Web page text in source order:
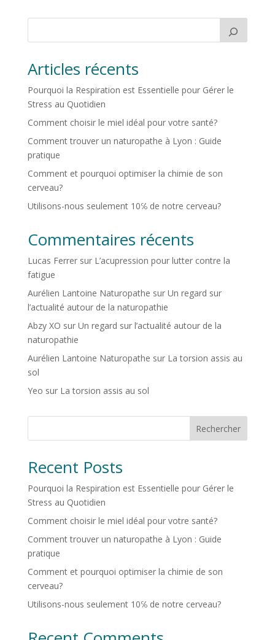
Articles récents
Pourquoi la Respiration est Essentielle pour Gérer le
Stress au Quotidien
Comment choisir le miel idéal pour votre santé?
Comment trouver un naturopathe à Lyon : Guide
pratique
Comment et pourquoi optimiser la chimie de son
cerveau?
Utilisons-nous seulement 10℅ de notre cerveau?
Commentaires récents
Lucas Ferrersur L’acupression pour lutter contre la
fatigue
Aurélien Lantoine Naturopathe sur Un regard sur
l’actualité autour de la naturopathie
Abzy XO sur Un regard sur l’actualité autour de la
naturopathie
Aurélien Lantoine Naturopathe sur La torsion assis au
sol
Yeo sur La torsion assis au sol
Rechercher
Recent Posts
Pourquoi la Respiration est Essentielle pour Gérer le
Stress au Quotidien
Comment choisir le miel idéal pour votre santé?
Comment trouver un naturopathe à Lyon : Guide
pratique
Comment et pourquoi optimiser la chimie de son
cerveau?
Utilisons-nous seulement 10℅ de notre cerveau?